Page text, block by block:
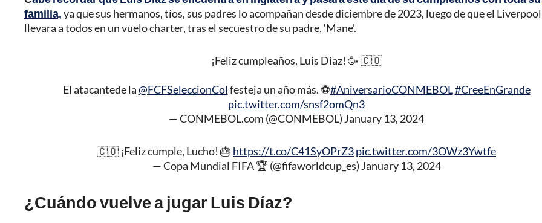
familia,ya que sus hermanos, tíos, sus padres lo acompañan desde diciembre de 2023, luego de que el
llevara a todos en un vuelo charter, tras el secuestro de su padre, ‘Mane’.
¡Feliz cumpleaños, Luis Díaz! 🥳 🇨🇴
El atacantede la@FCFSeleccionColfesteja un año más. ⚽#AniversarioCONMEBOL#CreeEnGrande
pic.twitter.com/snsf2omQn3
— CONMEBOL.com (@CONMEBOL) January 13, 2024
🇨🇴 ¡Feliz cumple, Lucho! 🎂 https://t.co/C41SyOPrZ3pic.twitter.com/3OWz3Ywtfe
— Copa Mundial FIFA 🏆 (@fifaworldcup_es) January 13, 2024
¿Cuándo vuelve a jugar Luis Díaz?